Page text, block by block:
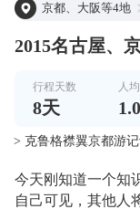
京都、大阪等4地
2015名古屋、
行程天数
8天
人
> 克鲁格襟翼京都游
今天刚知道一个知
自己可见，其他人